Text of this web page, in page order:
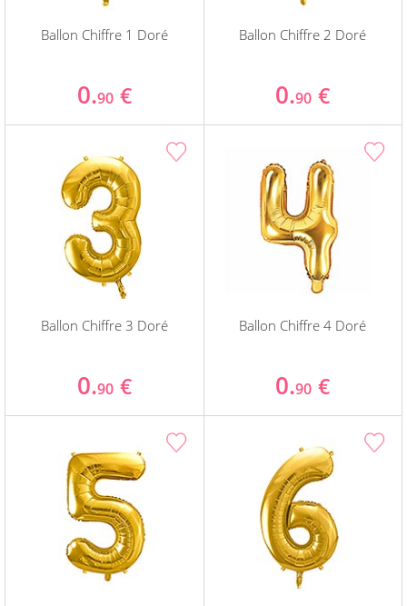
Ballon Chiffre 1 Doré
0.90 €
Ballon Chiffre 2 Doré
0.90 €
Ballon Chiffre 3 Doré
0.90 €
Ballon Chiffre 4 Doré
0.90 €